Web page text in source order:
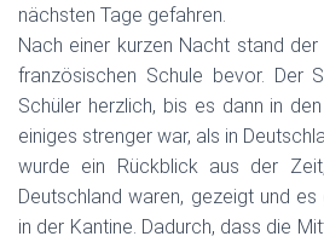
nächsten Tage gefahren.
Nach einer kurzen Nacht stand
französischen Schule bevor. Der
Schüler herzlich, bis es dann in
einiges strenger war, als in
wurde ein Rückblick aus der
Deutschland waren, gezeigt und
in der Kantine. Dadurch, dass die